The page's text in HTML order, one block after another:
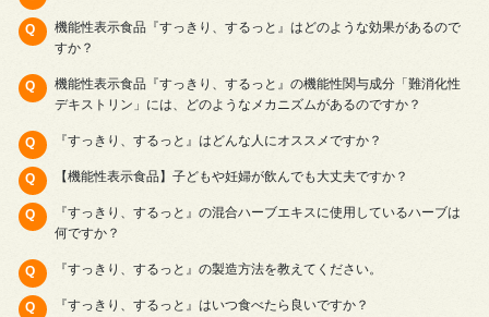
機能性表示食品『すっきり、するっと』はどのような効果があるので
すか？
機能性表示食品『すっきり、するっと』の機能性関与成分「難消化性
デキストリン」には、どのようなメカニズムがあるのですか？
『すっきり、するっと』はどんな人にオススメですか？
【機能性表示食品】子どもや妊婦が飲んでも大丈夫ですか？
『すっきり、するっと』の混合ハーブエキスに使用しているハーブは
何ですか？
『すっきり、するっと』の製造方法を教えてください。
『すっきり、するっと』はいつ食べたら良いですか？